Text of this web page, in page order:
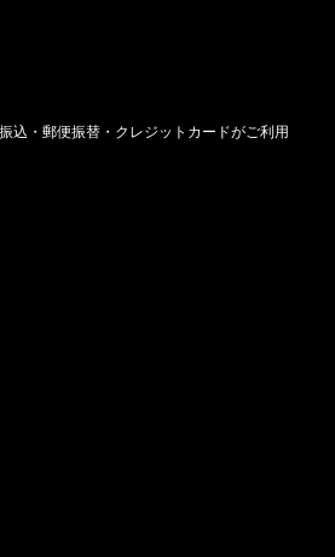
込・郵便振替・クレジットカードがご利用